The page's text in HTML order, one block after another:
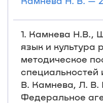
1. Камнева Н.В.,
язык и культура
методическое
В. Камнева, Л. В.
Федеральное